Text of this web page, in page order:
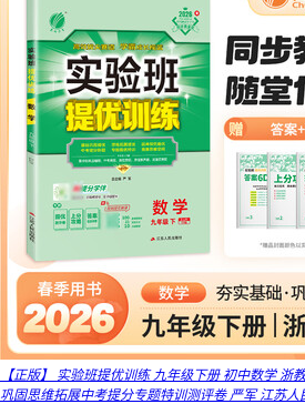
【正版】 实验班提优训练 九年级下册 初中数学 浙
巩固思维拓展中考提分专题特训测评卷 严军 江苏人